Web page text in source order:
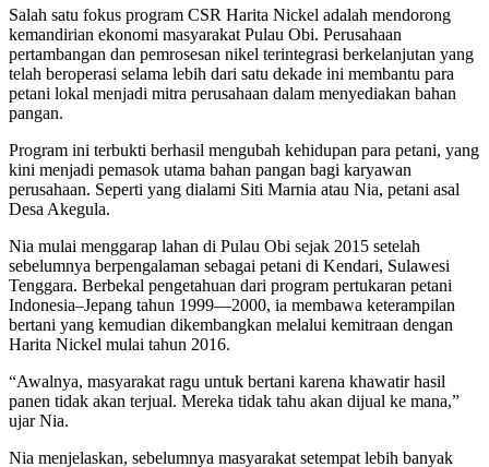
Salah satu fokus program CSR Harita Nickel adalah mendorong
kemandirian ekonomi masyarakat Pulau Obi. Perusahaan
pertambangan dan pemrosesan nikel terintegrasi berkelanjutan yang
telah beroperasi selama lebih dari satu dekade ini membantu para
petani lokal menjadi mitra perusahaan dalam menyediakan bahan
pangan.
Program ini terbukti berhasil mengubah kehidupan para petani, yang
kini menjadi pemasok utama bahan pangan bagi karyawan
perusahaan. Seperti yang dialami Siti Marnia atau Nia, petani asal
Desa Akegula.
Nia mulai menggarap lahan di Pulau Obi sejak 2015 setelah
sebelumnya berpengalaman sebagai petani di Kendari, Sulawesi
Tenggara. Berbekal pengetahuan dari program pertukaran petani
Indonesia–Jepang tahun 1999—2000, ia membawa keterampilan
bertani yang kemudian dikembangkan melalui kemitraan dengan
Harita Nickel mulai tahun 2016.
“Awalnya, masyarakat ragu untuk bertani karena khawatir hasil
panen tidak akan terjual. Mereka tidak tahu akan dijual ke mana,”
ujar Nia.
Nia menjelaskan, sebelumnya masyarakat setempat lebih banyak